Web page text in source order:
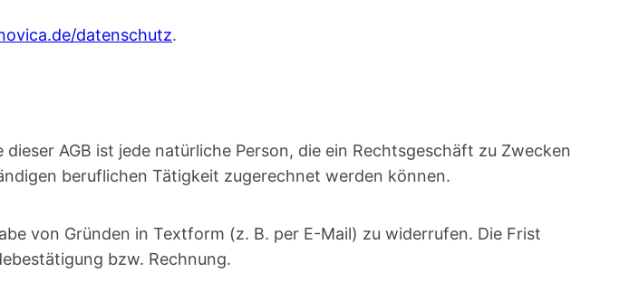
datenschutz.
AGB ist jede natürliche Person, die ein Rechtsgeschäft zu Zwecken
beruflichen Tätigkeit zugerechnet werden können.
von Gründen in Textform (z. B. per E-Mail) zu widerrufen. Die Frist
bzw. Rechnung.